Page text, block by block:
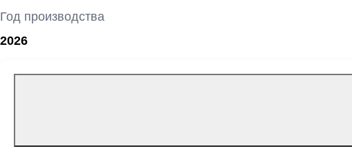
Год производства
2026